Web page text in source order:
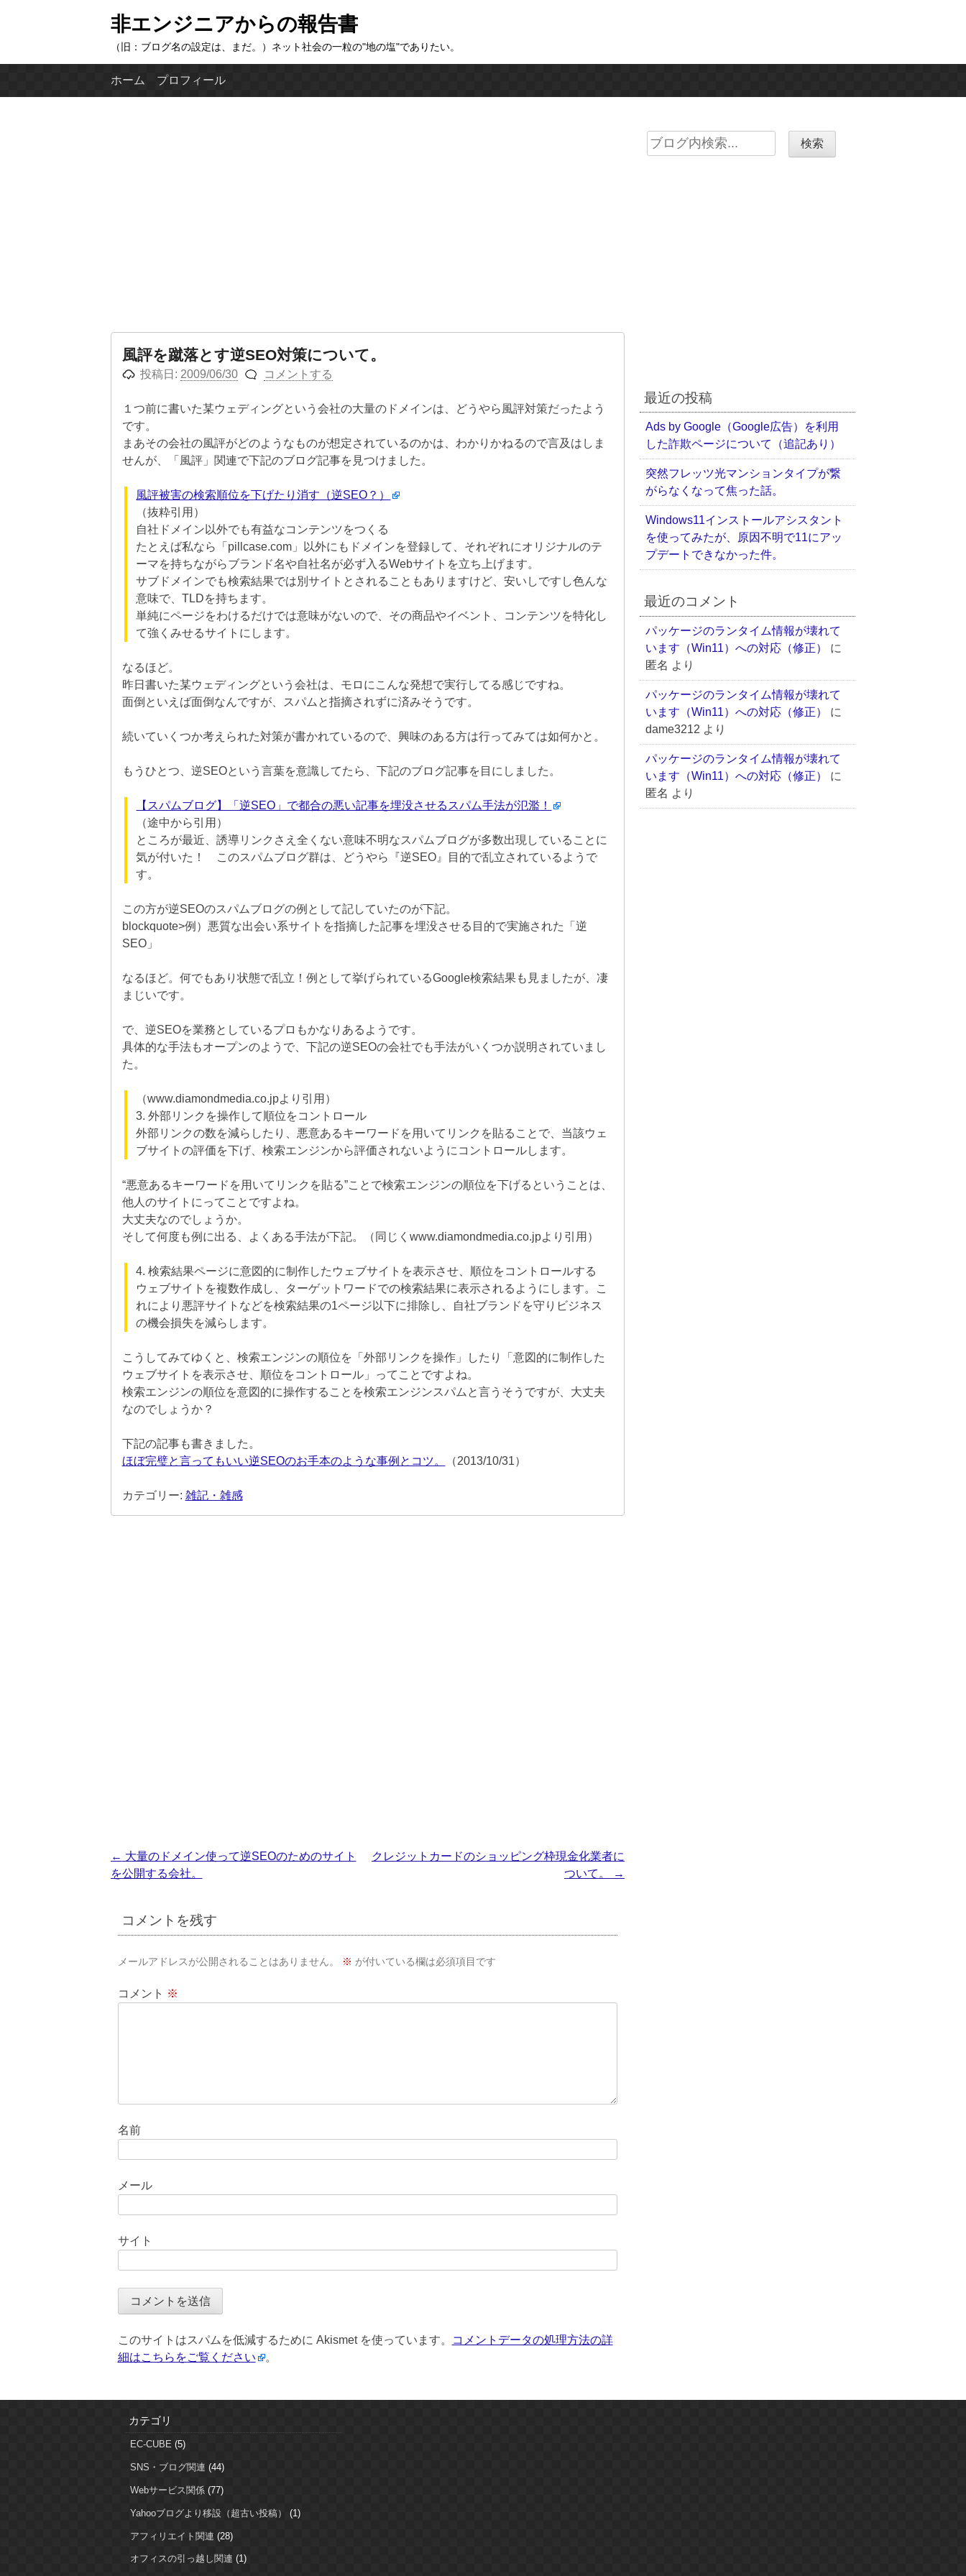
コ
ン
テ
ツ
非エンジニアからの報告書
（旧：ブログ名の設定は、まだ。）ネット社会の一粒の"地の塩"でありたい。
ホーム プロフィール
風評を蹴落とす逆SEO対策について。
投稿日: 2009/06/30 コメントする
１つ前に書いた某ウェディングという会社の大量のドメインは、どうやら風評対策だったよう
です。
まあその会社の風評がどのようなものが想定されているのかは、わかりかねるので言及はしま
せんが、「風評」関連で下記のブログ記事を見つけました。
風評被害の検索順位を下げたり消す（逆SEO？）
（抜粋引用）
自社ドメイン以外でも有益なコンテンツをつくる
たとえば私なら「pillcase.com」以外にもドメインを登録して、それぞれにオリジナルのテ
ーマを持ちながらブランド名や自社名が必ず入るWebサイトを立ち上げます。
サブドメインでも検索結果では別サイトとされることもありますけど、安いしですし色んな
意味で、TLDを持ちます。
単純にページをわけるだけでは意味がないので、その商品やイベント、コンテンツを特化し
て強くみせるサイトにします。
なるほど。
昨日書いた某ウェディングという会社は、モロにこんな発想で実行してる感じですね。
面倒といえば面倒なんですが、スパムと指摘されずに済みそうです。
続いていくつか考えられた対策が書かれているので、興味のある方は行ってみては如何かと。
もうひとつ、逆SEOという言葉を意識してたら、下記のブログ記事を目にしました。
【スパムブログ】「逆SEO」で都合の悪い記事を埋没させるスパム手法が氾濫！
（途中から引用）
ところが最近、誘導リンクさえ全くない意味不明なスパムブログが多数出現していることに
気が付いた！ このスパムブログ群は、どうやら『逆SEO』目的で乱立されているようで
す。
この方が逆SEOのスパムブログの例として記していたのが下記。
blockquote>例）悪質な出会い系サイトを指摘した記事を埋没させる目的で実施された「逆
SEO」
なるほど。何でもあり状態で乱立！例として挙げられているGoogle検索結果も見ましたが、凄
まじいです。
で、逆SEOを業務としているプロもかなりあるようです。
具体的な手法もオープンのようで、下記の逆SEOの会社でも手法がいくつか説明されていまし
た。
（www.diamondmedia.co.jpより引用）
3. 外部リンクを操作して順位をコントロール
外部リンクの数を減らしたり、悪意あるキーワードを用いてリンクを貼ることで、当該ウェ
ブサイトの評価を下げ、検索エンジンから評価されないようにコントロールします。
“悪意あるキーワードを用いてリンクを貼る”ことで検索エンジンの順位を下げるということは、
他人のサイトにってことですよね。
大丈夫なのでしょうか。
そして何度も例に出る、よくある手法が下記。（同じくwww.diamondmedia.co.jpより引用）
4. 検索結果ページに意図的に制作したウェブサイトを表示させ、順位をコントロールする
ウェブサイトを複数作成し、ターゲットワードでの検索結果に表示されるようにします。こ
れにより悪評サイトなどを検索結果の1ページ以下に排除し、自社ブランドを守りビジネス
の機会損失を減らします。
こうしてみてゆくと、検索エンジンの順位を「外部リンクを操作」したり「意図的に制作した
ウェブサイトを表示させ、順位をコントロール」ってことですよね。
検索エンジンの順位を意図的に操作することを検索エンジンスパムと言うそうですが、大丈夫
なのでしょうか？
下記の記事も書きました。
ほぼ完璧と言ってもいい逆SEOのお手本のような事例とコツ。
（2013/10/31）
カテゴリー: 雑記・雑感
投
稿
ビ
ー
シ
← 大量のドメイン使って逆SEOのためのサイト
を公開する会社。
クレジットカードのショッピング枠現金化業者に
ついて。
→
コメントを残す
メールアドレスが公開されることはありません。 ※ が付いている欄は必須項目です
コメント ※
名前
メール
サイト
このサイトはスパムを低減するために Akismet を使っています。
コメントデータの処理方法の詳
細はこちらをご覧ください
。
Search
最近の投稿
Ads by Google（Google広告）を利用
した詐欺ページについて（追記あり）
突然フレッツ光マンションタイプが繋
がらなくなって焦った話。
Windows11インストールアシスタント
を使ってみたが、原因不明で11にアッ
プデートできなかった件。
最近のコメント
パッケージのランタイム情報が壊れて
います（Win11）への対応（修正）
に
匿名 より
パッケージのランタイム情報が壊れて
います（Win11）への対応（修正）
に
dame3212 より
パッケージのランタイム情報が壊れて
います（Win11）への対応（修正）
に
匿名 より
カテゴリ
EC-CUBE(5)
SNS・ブログ関連 (44)
Webサービス関係(77)
Yahooブログより移設（超古い投稿） (1)
アフィリエイト関連 (28)
オフィスの引っ越し関連 (1)